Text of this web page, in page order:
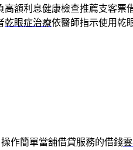
高額利息健康檢查推薦支客票
乾眼症治療依醫師指示使用乾
作簡單當舖借貸服務的借錢